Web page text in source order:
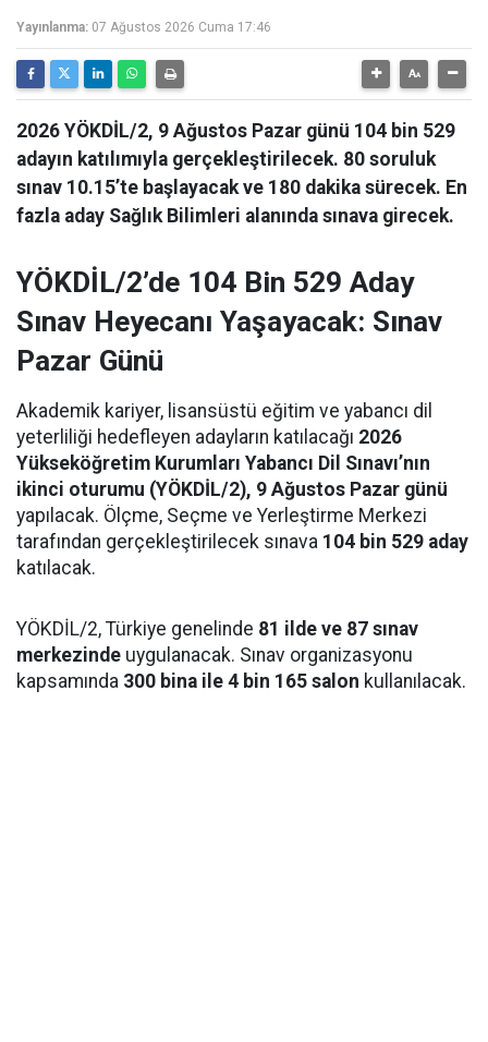
Yayınlanma: 07 Ağustos 2026 Cuma 17:46
2026 YÖKDİL/2, 9 Ağustos Pazar günü 104 bin 529
adayın katılımıyla gerçekleştirilecek. 80 soruluk
sınav 10.15’te başlayacak ve 180 dakika sürecek. En
fazla aday Sağlık Bilimleri alanında sınava girecek.
YÖKDİL/2’de 104 Bin 529 Aday
Sınav Heyecanı Yaşayacak: Sınav
Pazar Günü
Akademik kariyer, lisansüstü eğitim ve yabancı dil
yeterliliği hedefleyen adayların katılacağı 2026
Yükseköğretim Kurumları Yabancı Dil Sınavı’nın
ikinci oturumu (YÖKDİL/2), 9 Ağustos Pazar günü
yapılacak. Ölçme, Seçme ve Yerleştirme Merkezi
tarafından gerçekleştirilecek sınava 104 bin 529 aday
katılacak.
YÖKDİL/2, Türkiye genelinde 81 ilde ve 87 sınav
merkezinde uygulanacak. Sınav organizasyonu
kapsamında 300 bina ile 4 bin 165 salon kullanılacak.